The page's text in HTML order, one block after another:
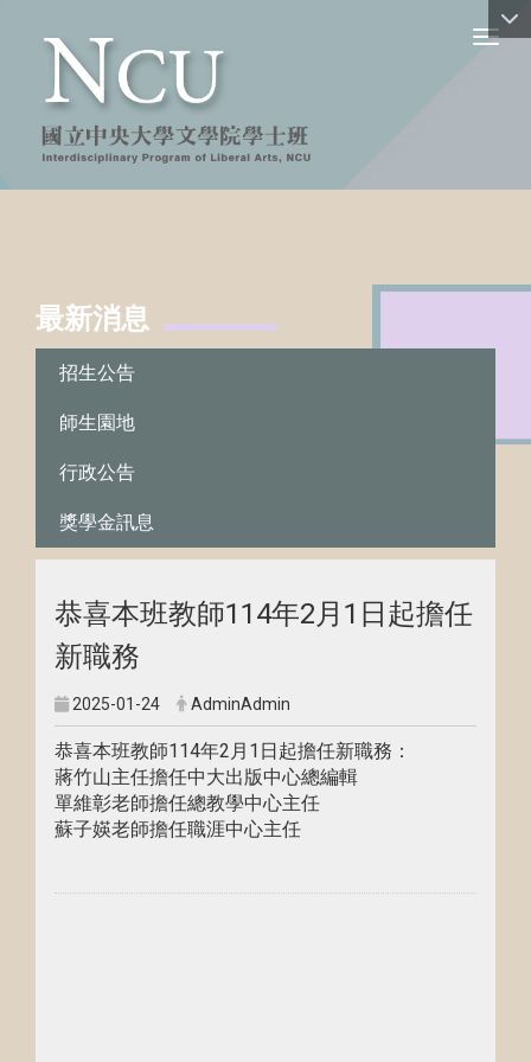
最新消息
招生公告
師生園地
行政公告
獎學金訊息
恭喜本班教師114年2月1日起擔任
新職務
2025-01-24 AdminAdmin
恭喜本班教師114年2月1日起擔任新職務：
蔣竹山主任擔任中大出版中心總編輯
單維彰老師擔任總教學中心主任
蘇子媖老師擔任職涯中心主任